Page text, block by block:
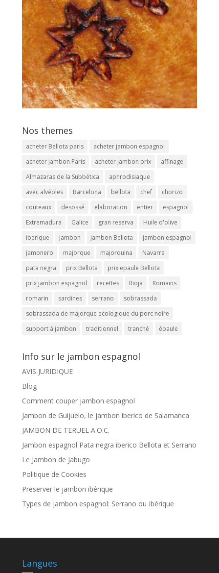
Nos themes
acheter Bellota paris
acheter jambon espagnol
acheter jambon Paris
acheter jambon prix
affinage
Almazaras de la Subbética
aphrodisiaque
avec alvéoles
Barcelona bellota chef
chorizo
couteaux
desossé elaboration entier
espagnol
Extremadura
Galice gran reserva
Huile d'olive
iberique
jambon jambon Bellota
jambon espagnol
jamonero
majorque majorquina
Navarre
pata negra
prix Bellota
prix epaule Bellota
prix jambon espagnol
recettes Rioja
Romains
romarin
sardines serrano
sobrassada
sobrassada de majorque ecologique du porc noire
support à jambon
traditionnel tranché épaule
Info sur le jambon espagnol
AVIS JURIDIQUE
Blog
Comment couper jambon espagnol
Jambon de Guijuelo, le jambon iberico de Salamanca
JAMBON DE TERUEL A.O.C.
Jambon espagnol Pata negra iberico Bellota et Serrano
Le Jambon de Jabugo
Politique de Cookies
Preserver le jambon ibérique
Types de jambon espagnol: Serrano ou Ibérique
Langues